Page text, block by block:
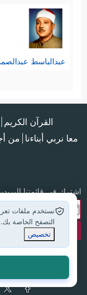
عبدالباسط
القرآن الكريم
معا نربي أبناءنا من
اشترك في قائمتنا
جميع الحقوق
نستخدم ملفات
التصفح الخاصة
تخصيص